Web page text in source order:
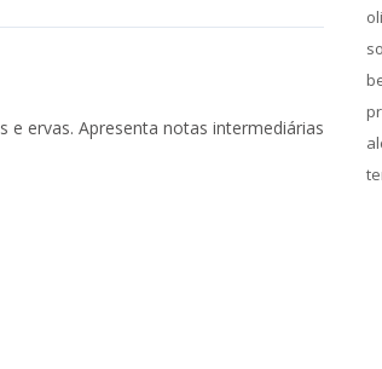
ervas. Apresenta notas intermediárias